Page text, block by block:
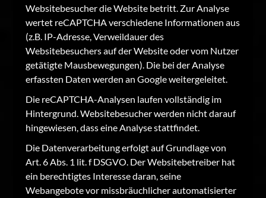
Websitebesucher die Website betritt. Zur Analyse
wertet reCAPTCHA verschiedene Informationen aus
(z.B. IP-Adresse, Verweildauer des
Websitebesuchers auf der Website oder vom Nutzer
getätigte Mausbewegungen). Die bei der Analyse
erfassten Daten werden an Google weitergeleitet.
Die reCAPTCHA-Analysen laufen vollständig im
Hintergrund. Websitebesucher werden nicht darauf
hingewiesen, dass eine Analyse stattfindet.
Die Datenverarbeitung erfolgt auf Grundlage von
Art. 6 Abs. 1 lit. f DSGVO. Der Websitebetreiber hat
ein berechtigtes Interesse daran, seine
Webangebote vor missbräuchlicher automatisierter